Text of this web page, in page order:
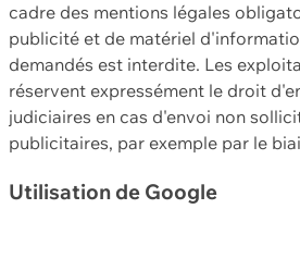
cadre des mentions légales
publicité et de matériel
demandés est interdite. Les
réservent expressément le droit
judiciaires en cas d'envoi non
publicitaires, par exemple par le
Utilisation de Google